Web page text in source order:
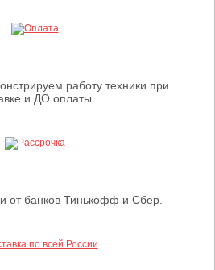
работу техники при
и ДО оплаты.
от банков Тинькофф и Сбер.